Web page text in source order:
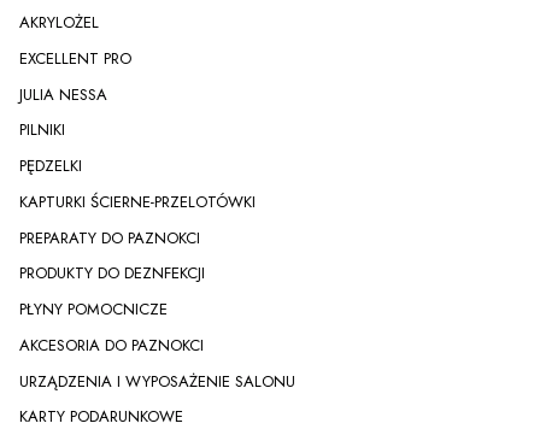
AKRYLOŻEL
EXCELLENT PRO
JULIA NESSA
PILNIKI
PĘDZELKI
KAPTURKI ŚCIERNE-PRZELOTÓWKI
PREPARATY DO PAZNOKCI
PRODUKTY DO DEZNFEKCJI
PŁYNY POMOCNICZE
AKCESORIA DO PAZNOKCI
URZĄDZENIA I WYPOSAŻENIE SALONU
KARTY PODARUNKOWE